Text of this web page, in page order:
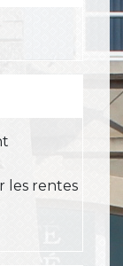
les rentes